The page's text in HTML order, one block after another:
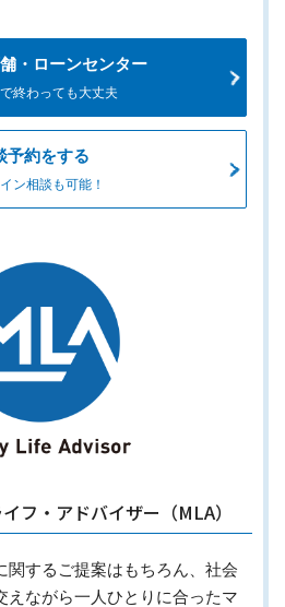
・ローンセンター
終わっても大丈夫
予約をする
ン相談も可能！
フ・アドバイザー（MLA）
関するご提案はもちろん、社会
えながら一人ひとりに合ったマ